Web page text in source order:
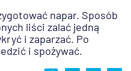
napar. Sposób
liści zalać jedną
i zaparzać. Po
i spożywać.